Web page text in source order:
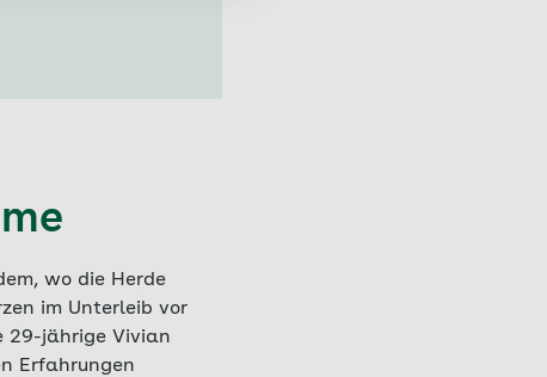
wo die Herde
im Unterleib vor
29-jährige Vivian
Erfahrungen